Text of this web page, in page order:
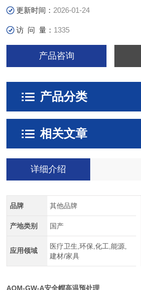
更新时间： 2026-01-24
访 问 量： 1335
产品咨询
产品分类
相关文章
详细介绍
品牌 其他品牌
产地类别 国产
应用领域
医疗卫生,环保,化工,能源,
建材/家具
AQM-GW-A安全帽高温预处理